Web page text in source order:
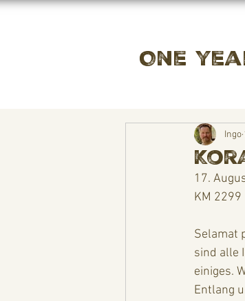
One
Ingo
17.
KM 2299
Selamat
sind alle
einiges.
Entlang